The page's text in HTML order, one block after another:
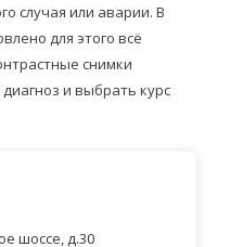
случая или аварии. В
для этого всё
снимки
и выбрать курс
шоссе, д.30